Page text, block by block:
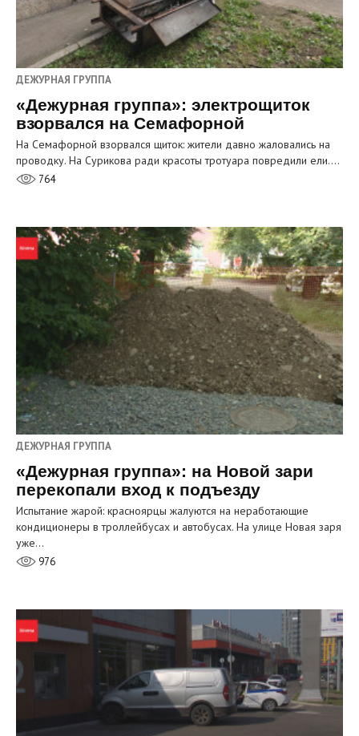
ДЕЖУРНАЯ ГРУППА
«Дежурная группа»: электрощиток
взорвался на Семафорной
На Семафорной взорвался щиток: жители давно жаловались на
проводку. На Сурикова ради красоты тротуара повредили ели.…
764
ДЕЖУРНАЯ ГРУППА
«Дежурная группа»: на Новой зари
перекопали вход к подъезду
Испытание жарой: красноярцы жалуются на неработающие
кондиционеры в троллейбусах и автобусах. На улице Новая заря
уже…
976